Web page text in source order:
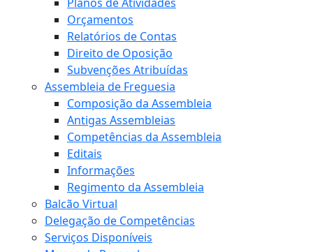
Planos de Atividades
Orçamentos
Relatórios de Contas
Direito de Oposição
Subvenções Atribuídas
Assembleia de Freguesia
Composição da Assembleia
Antigas Assembleias
Competências da Assembleia
Editais
Informações
Regimento da Assembleia
Balcão Virtual
Delegação de Competências
Serviços Disponíveis